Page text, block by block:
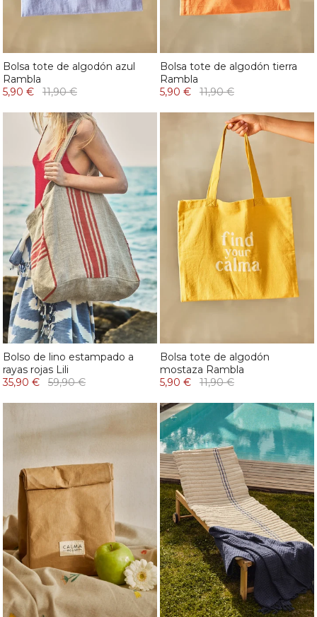
Bolsa tote de algodón azul
Rambla
5,90 €
11,90 €
Bolsa tote de algodón tierra
Rambla
5,90 €
11,90 €
Bolso de lino estampado a
rayas rojas Lili
35,90 €
59,90 €
Bolsa tote de algodón
mostaza Rambla
5,90 €
11,90 €